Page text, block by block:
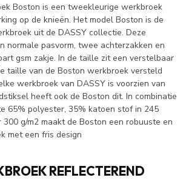
Boston is een tweekleurige werkbroek
op de knieën. Het model Boston is de
uit de DASSY collectie. Deze
normale pasvorm, twee achterzakken en
gsm zakje. In de taille zit een verstelbaar
taille van de Boston werkbroek versteld
werkbroek van DASSY is voorzien van
heeft ook de Boston dit. In combinatie
65% polyester, 35% katoen stof in 245
g/m2 maakt de Boston een robuuste en
met een fris design
REFLECTEREND